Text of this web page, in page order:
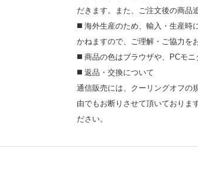
だきます。また、ご注文後の商品
◼️ 海外⽣産のため、輸⼊・⽣産時
かねますので、ご理解・ご協⼒を
◼️ 商品の⾊はブラウザや、PCモニ
◼️ 返品・交換について
通信販売には、クーリングオフの
由でもお断りさせて頂いておりま
ださい。